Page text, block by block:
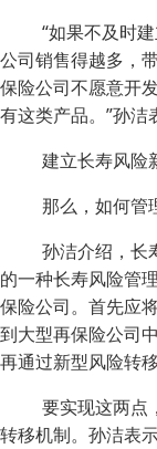
“如果不及时
公司销售得越多，
保险公司不愿意开
有这类产品。”孙洁
建立长寿风险
那么，如何管
孙洁介绍，长
的一种长寿风险管
保险公司。首先应
到大型再保险公司
再通过新型风险转
要实现这两点
转移机制。孙洁表